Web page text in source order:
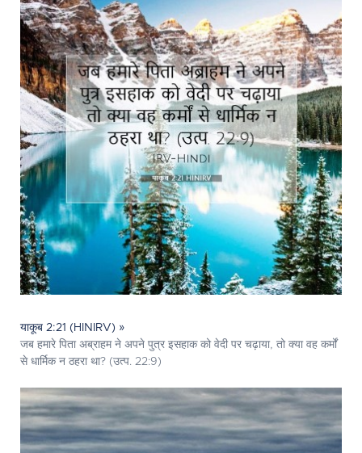
याकूब 2:21 (HINIRV) »
जब हमारे पिता अब्राहम ने अपने पुत्र इसहाक को वेदी पर चढ़ाया, तो क्या वह कर्मों
से धार्मिक न ठहरा था? (उत्प. 22:9)